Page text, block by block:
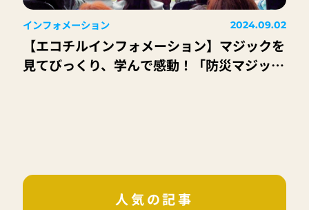
インフォメーション 2024.09.02
【エコチルインフォメーション】マジックを
見てびっくり、学んで感動！「防災マジック
人気の記事